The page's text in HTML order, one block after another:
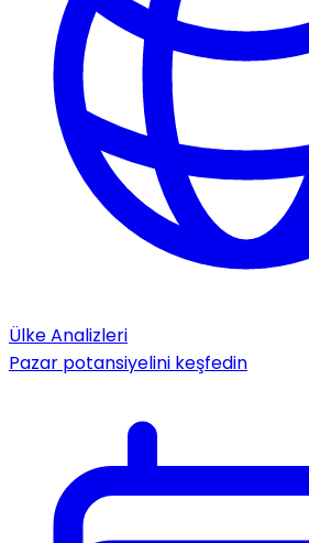
Ülke Analizleri
Pazar potansiyelini keşfedin